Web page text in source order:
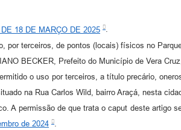
18 DE MARÇO DE 2025
.
por terceiros, de pontos (locais) físicos no
BECKER, Prefeito do Município de Vera
o uso por terceiros, a título precário,
na Rua Carlos Wild, bairro Araçá, nesta
A permissão de que trata o caput deste artigo
de 2024
.